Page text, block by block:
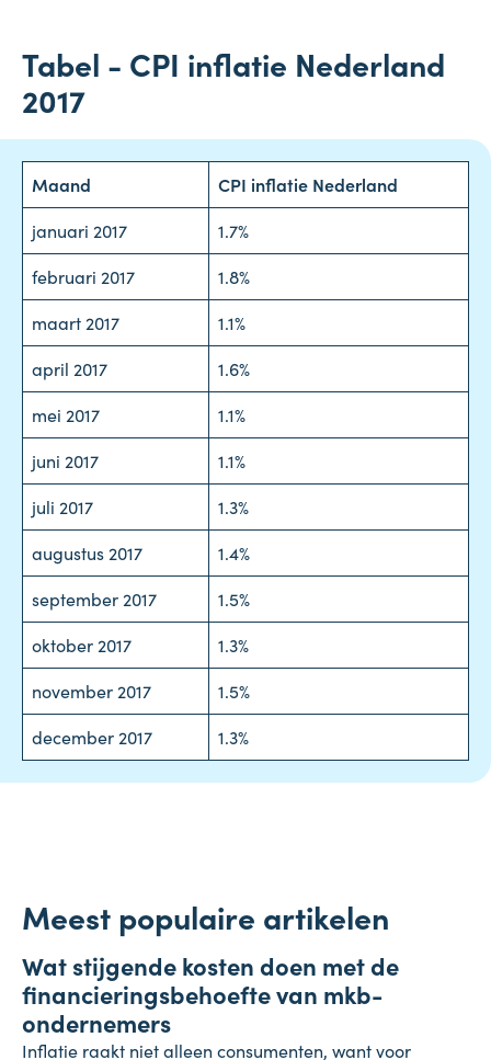
Tabel - CPI inflatie Nederland
2017
Maand
CPI inflatie Nederland
januari 2017
1.7%
februari 2017
1.8%
maart 2017
1.1%
april 2017
1.6%
mei 2017
1.1%
juni 2017
1.1%
juli 2017
1.3%
augustus 2017
1.4%
september 2017
1.5%
oktober 2017
1.3%
november 2017
1.5%
december 2017 1.3%
Meest populaire artikelen
4 augustus 2026
Onderneming
Wat stijgende kosten doen met de
financieringsbehoefte van mkb-
ondernemers
Inflatie raakt niet alleen consumenten, want voor